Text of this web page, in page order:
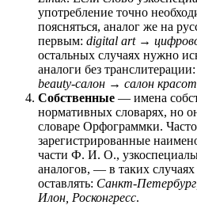
употребление точно
поясняться, аналог же на
первым: digital art →
остальных случаях нужно
аналоги без транслитерации:
beauty-салон → салон
Собственные — имена
нормативных словарях, но
словаре Орфограммки.
зарегистрированные
части Ф. И. О.,
аналогов, — в таких
оставлять: Санкт-
Илон, Росконгресс.